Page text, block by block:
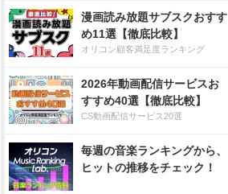
漫画読み放題サブスクおすす
め11選【徹底比較】
オリコン顧客満足度ランキング
2026年動画配信サービスお
すすめ40選【徹底比較】
CS動画配信サービス20選
毎週の音楽ランキングから、
ヒットの推移をチェック！